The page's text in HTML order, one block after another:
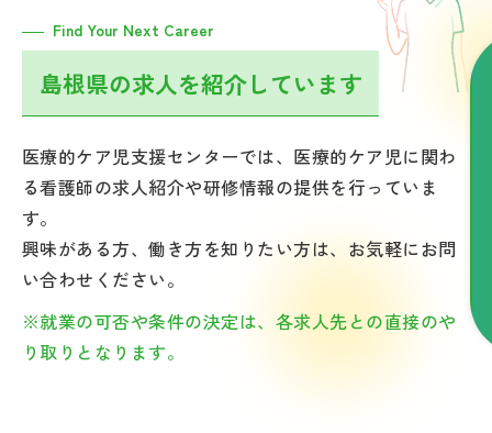
Find Your Next Career
島根県の求人を紹介しています
医療的ケア児支援センターでは、医療的ケア児に関わ
る看護師の求人紹介や研修情報の提供を行っていま
す。
興味がある方、働き方を知りたい方は、お気軽にお問
い合わせください。
※就業の可否や条件の決定は、各求人先との直接のや
り取りとなります。